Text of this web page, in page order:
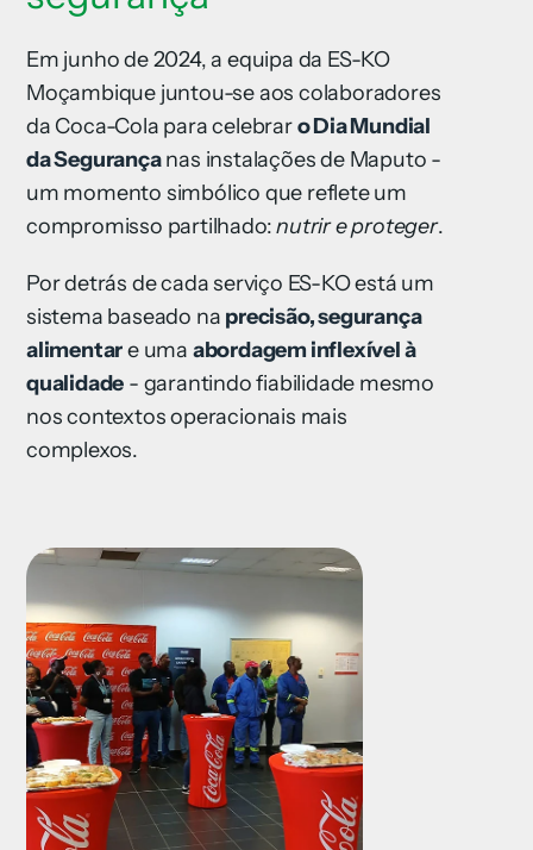
Em junho de 2024, a equipa da ES-KO
Moçambique juntou-se aos colaboradores
da Coca-Cola para celebraro Dia Mundial
da Segurançanas instalações de Maputo -
um momento simbólico que reflete um
compromisso partilhado:nutrir e proteger.
Por detrás de cada serviço ES-KO está um
sistema baseado na precisão, segurança
alimentare uma abordagem inflexível à
qualidade - garantindo fiabilidade mesmo
nos contextos operacionais mais
complexos.